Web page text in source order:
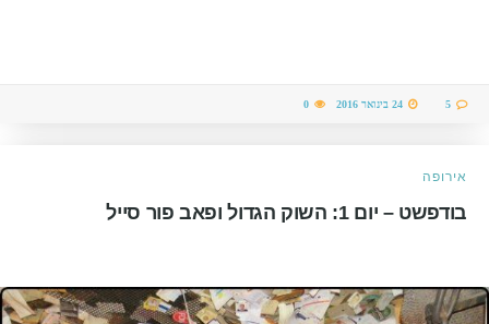
אירופה
בודפשט – יום 1: השוק הגדול ופאב פור סייל